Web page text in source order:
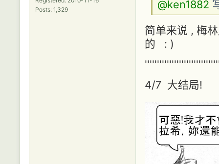
Posts: 1,329
@ken1882
简单来说 , 梅
的 : )
4/7 大结局!